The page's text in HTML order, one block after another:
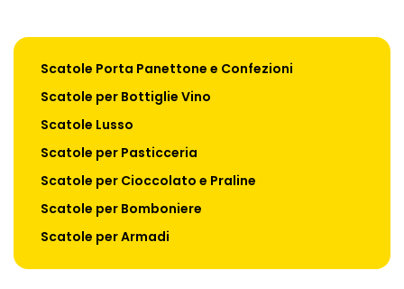
Scatole Porta Panettone e Confezioni
Scatole per Bottiglie Vino
Scatole Lusso
Scatole per Pasticceria
Scatole per Cioccolato e Praline
Scatole per Bomboniere
Scatole per Armadi